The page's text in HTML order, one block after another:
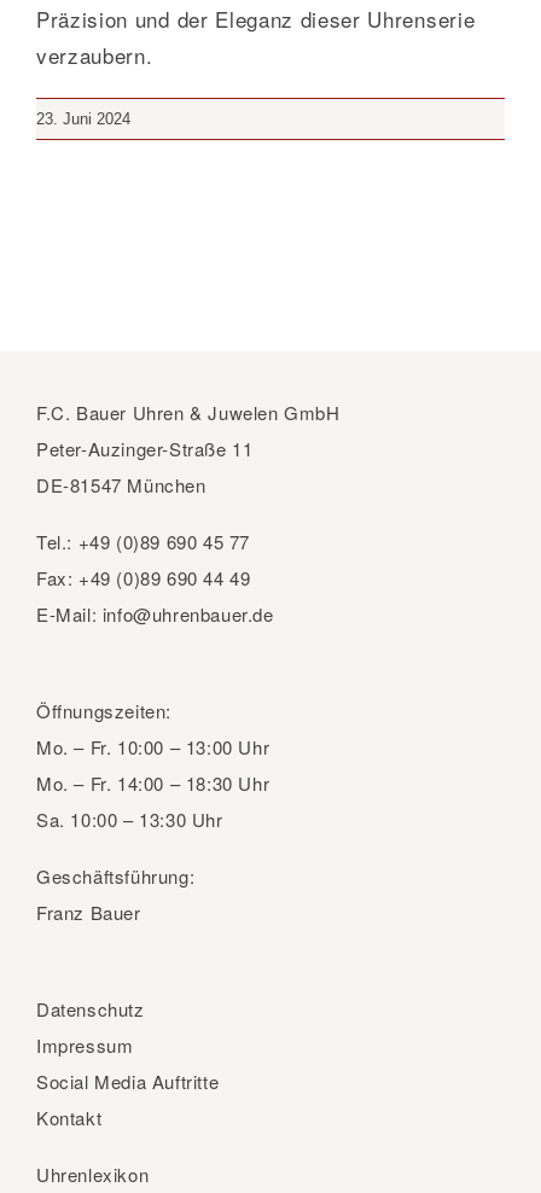
Präzision und der Eleganz dieser Uhrenserie
verzaubern.
23. Juni 2024
F.C. Bauer Uhren & Juwelen GmbH
Peter-Auzinger-Straße 11
DE-81547 München
Tel.: +49 (0)89 690 45 77
Fax: +49 (0)89 690 44 49
E-Mail: info@uhrenbauer.de
Öffnungszeiten:
Mo. – Fr. 10:00 – 13:00 Uhr
Mo. – Fr. 14:00 – 18:30 Uhr
Sa. 10:00 – 13:30 Uhr
Geschäftsführung:
Franz Bauer
Datenschutz
Impressum
Social Media Auftritte
Kontakt
Uhrenlexikon